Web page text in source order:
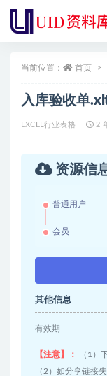
当前位置： 首页
入库验收单
EXCEL行业表格 2
资源信
普通用户
会员
其他信息
有效期
【注意】：
（1）
（2）如分享链接